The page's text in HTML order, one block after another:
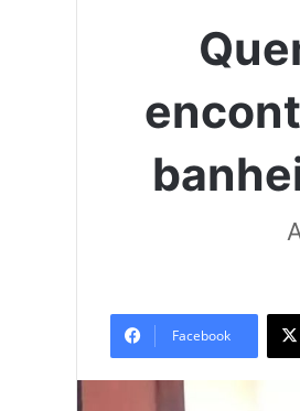
Facebook